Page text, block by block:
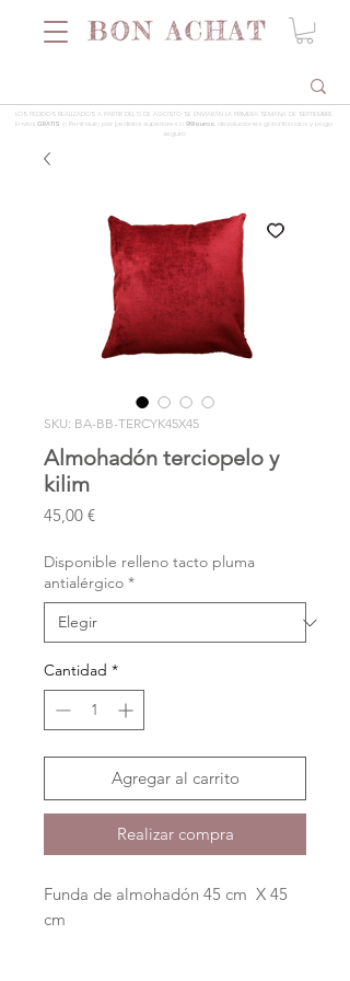
LOS PEDIDOS REALIZADOS A PARTIR DEL 5 DE AGOSTO SE ENVIARÁN LA PRIMERA SEMANA DE SEPTIEMBRE
Envios GRATIS a Península por pedidos superiores a 99 euros , devoluciones garantizadas y pago
seguro
SKU: BA-BB-TERCYK45X45
Almohadón terciopelo y
kilim
45,00 €Precio
Disponible relleno tacto pluma
antialérgico *
Cantidad *
Agregar al carrito
Realizar compra
Funda de almohadón 45 cm X 45
cm